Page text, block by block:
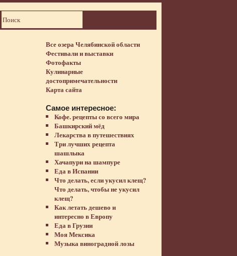
Все озера Челябинской области
Фестивали и выставки
Фотофакты
Кулинарные
достопримечательности
Карта сайта
Самое интересное:
Кофе. рецепты со всего мира
Башкирский мёд
Лекарства в путешествиях
Три лучших рецепта
шашлыка
Хачапури на шампуре
Еда в Испании
Что делать, если укусил клещ?
Что делать, чтобы не укусил
клещ?
Как летать дешево и
интересно в Европу
Еда в Грузии
Моя Мексика
Музыка виноградной лозы